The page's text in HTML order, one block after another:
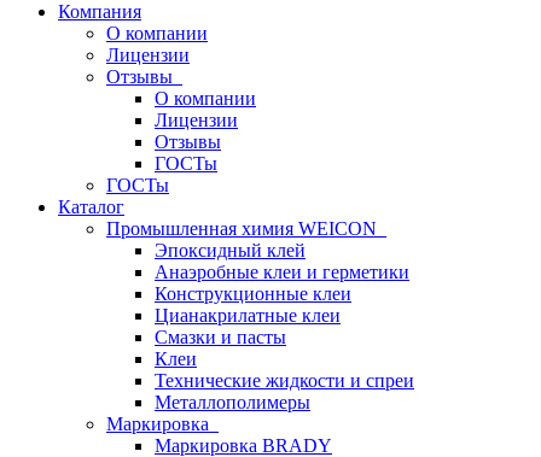
Компания
О компании
Лицензии
Отзывы
О компании
Лицензии
Отзывы
ГОСТы
ГОСТы
Каталог
Промышленная химия WEICON
Эпоксидный клей
Анаэробные клеи и герметики
Конструкционные клеи
Цианакрилатные клеи
Смазки и пасты
Клеи
Технические жидкости и спреи
Металлополимеры
Маркировка
Маркировка BRADY